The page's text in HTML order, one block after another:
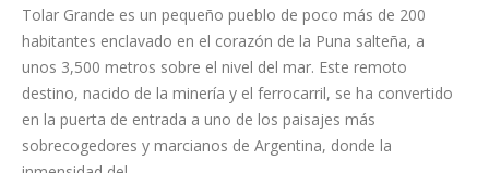
Tolar Grande es un pequeño pueblo de poco más de 200
habitantes enclavado en el corazón de la Puna salteña, a
unos 3,500 metros sobre el nivel del mar. Este remoto
destino, nacido de la minería y el ferrocarril, se ha convertido
en la puerta de entrada a uno de los paisajes más
sobrecogedores y marcianos de Argentina, donde la